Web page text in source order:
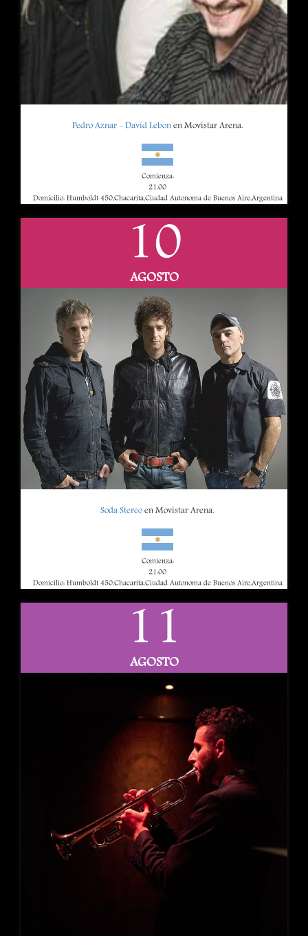
Pedro Aznar - David Lebonen Movistar Arena.
Comienza:
21:00
Domicilio: Humboldt 450,Chacarita,Ciudad Autonoma de Buenos Aire,Argentina
10
AGOSTO
Soda Stereoen Movistar Arena.
Comienza:
21:00
Domicilio: Humboldt 450,Chacarita,Ciudad Autonoma de Buenos Aire,Argentina
11
AGOSTO